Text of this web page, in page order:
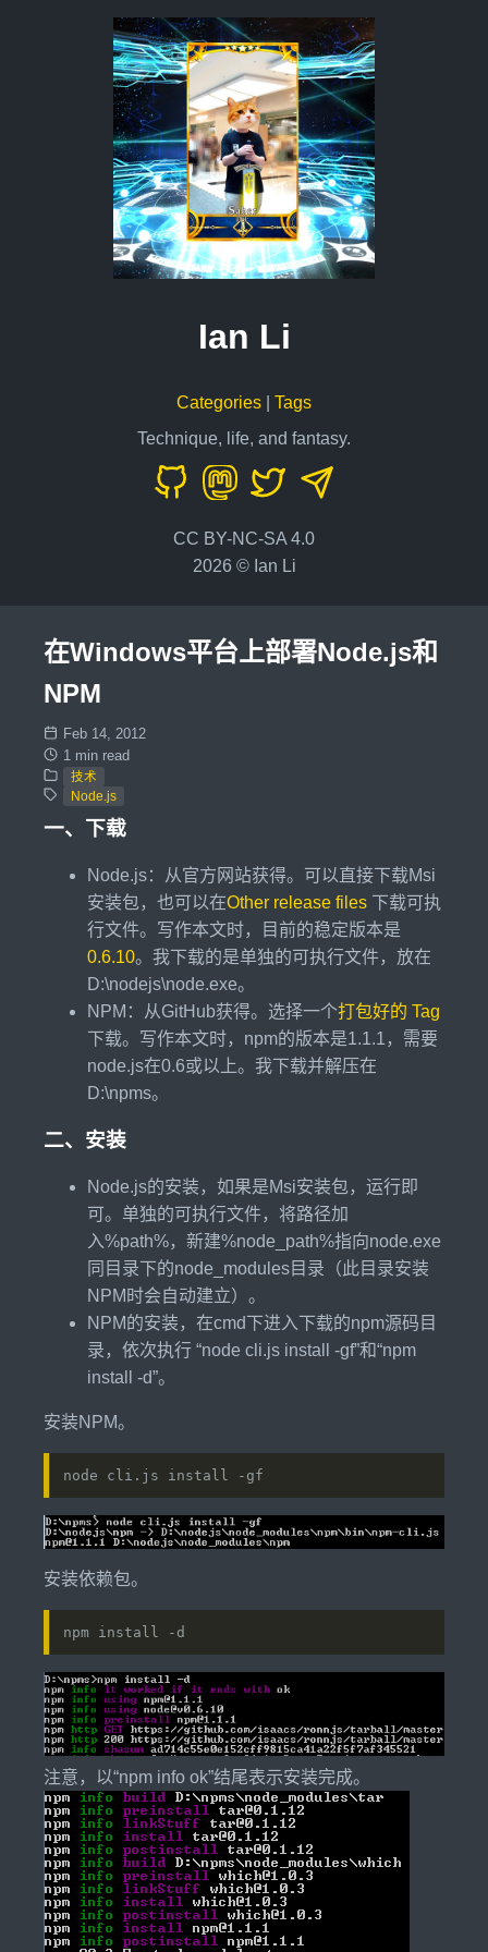
Ian Li
Categories
Tags
Technique, life, and fantasy.
CC BY-NC-SA 4.0
2026 © Ian Li
在Windows平台上部署Node.js和
NPM
Feb 14, 2012
1 min read
技术
Node.js
一、下载
Node.js：从官方网站获得。可以直接下载Msi
安装包，也可以在Other release files 下载可执
行文件。写作本文时，目前的稳定版本是
0.6.10。我下载的是单独的可执行文件，放在
D:\nodejs\node.exe。
NPM：从GitHub获得。选择一个打包好的 Tag
下载。写作本文时，npm的版本是1.1.1，需要
node.js在0.6或以上。我下载并解压在
D:\npms。
二、安装
Node.js的安装，如果是Msi安装包，运行即
可。单独的可执行文件，将路径加
入%path%，新建%node_path%指向node.exe
同目录下的node_modules目录（此目录安装
NPM时会自动建立）。
NPM的安装，在cmd下进入下载的npm源码目
录，依次执行 “node cli.js install -gf”和“npm
install -d”。
安装NPM。
node cli.js install -gf
安装依赖包。
npm install -d
注意，以“npm info ok”结尾表示安装完成。